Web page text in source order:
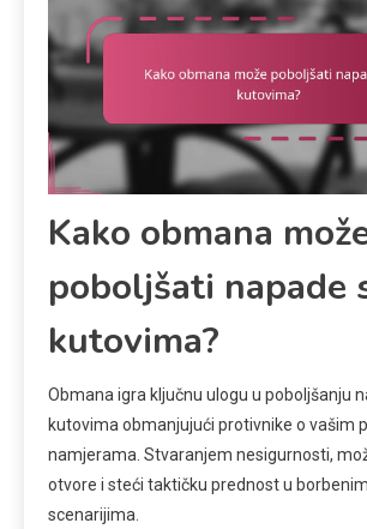
Kako obmana
poboljšati napade
kutovima?
Obmana igra ključnu ulogu u poboljšanju
kutovima obmanjujući protivnike o vašim
namjerama. Stvaranjem nesigurnosti,
otvore i steći taktičku prednost u
scenarijima.